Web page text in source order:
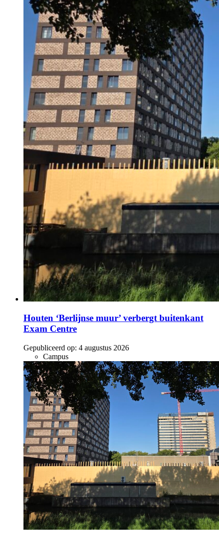
Houten ‘Berlijnse muur’ verbergt buitenkant
Exam Centre
Gepubliceerd op: 4 augustus 2026
Campus